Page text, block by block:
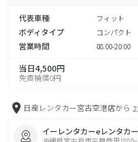
代表車種 フィット
ボディタイプ コンパクト
営業時間 08:00-20:00
当日4,500円
免責補償0円
日産レンタカー宮古空港店から
イーレンタカーeレンタカ